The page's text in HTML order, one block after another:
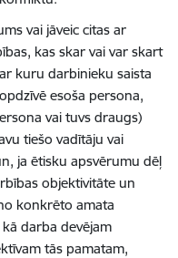
vai jāveic citas ar
kas skar vai var skart
kuru darbinieku saista
esoša persona,
vai tuvs draugs)
tiešo vadītāju vai
ja ētisku apsvērumu dēļ
objektivitāte un
konkrēto amata
darba devējam
tās pamatam,